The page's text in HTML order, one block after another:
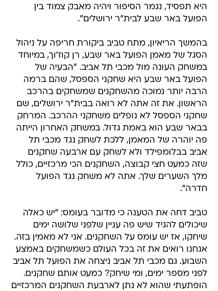
היא תפסיד, נגמר הסיפור ויהיה מאבק צמוד בין
הפועל באר שבע לבית"ר ירושלים".
בהמשך הריאיון, מתח טביב ביקורת חריפה על ניהול
הסגל של מאמן הפועל באר שבע, רן קוז'וך, במיוחד
במשחק העונה מול מכבי תל אביב. "הבעיה של
הפועל באר שבע היא שחקני הספסל, שהם ברמה
הרבה יותר נמוכה מהשחקנים שמשחקים בהרכב
הראשון. את זה אתה לא רואה בבית"ר ירושלים, שם
שחקני הספסל לא נופלים משחקני ההרכב. המרחק
בבאר שבע הוא באמת גדול. במשחק האחרון הייתה
פה יוהרה של המאמן, ללכת לשחק נגד מכבי תל
אביב בבלומפילד ולא לשחק עם ארבעה שחקנים
שזה כמעט חצי קבוצה, השחקנים הכי מרכזיים, כולל
מלך השערים שלך. אתה לא משחק נגד הפועל
חדרה".
טביב דחה את הטענה כי מדובר בעומס: "יש כאלה
שיכולים להגיד שיש פה עניין שלפני שלושה ימים
שיחקו, אז יש עומס על השחקנים. אני לא מאמין בזה.
אנחנו רואים את זה בכל העולם כשמשחקים באמצע
השבוע. גם מכבי תל אביב ניצחה את הפועל תל אביב
לפני מספר ימים, ומי שיחק? כמעט אותם שחקנים.
הופתעתי שהוא לא נתן לארבעת השחקנים המרכזיים